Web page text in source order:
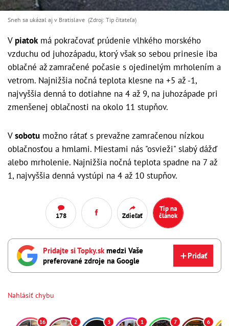
Sneh sa ukázal aj v Bratislave (Zdroj: Tip čitateľa)
V piatokmá pokračovať prúdenie vlhkého morského
vzduchu od juhozápadu, ktorý však so sebou prinesie iba
oblačné až zamračené počasie s ojedinelým mrholením a
vetrom. Najnižšia nočná teplota klesne na +5 až -1,
najvyššia denná to dotiahne na 4 až 9, na juhozápade pri
zmenšenej oblačnosti na okolo 11 stupňov.
Vsobotu možno rátať s prevažne zamračenou nízkou
oblačnosťou a hmlami. Miestami nás "osvieži" slabý dážď
alebo mrholenie. Najnižšia nočná teplota spadne na 7 až
1, najvyššia denná vystúpi na 4 až 10 stupňov.
178 Zdieľať
Tip na
článok
Pridajte si Topky.skmedzi Vaše
preferované zdroje na Google
Pridať
Nahlásiť chybu
16 2 3 1 7 6